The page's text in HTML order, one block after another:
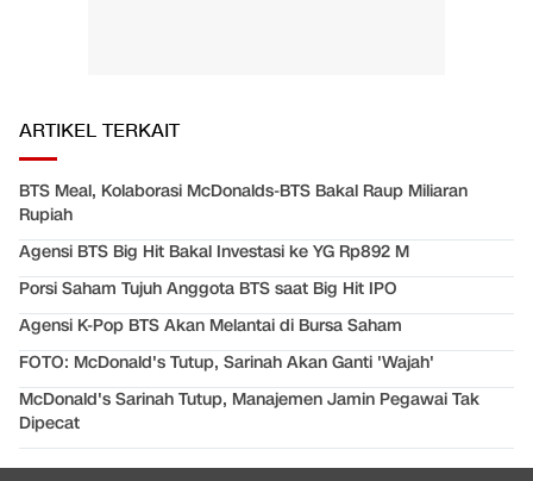
ARTIKEL TERKAIT
BTS Meal, Kolaborasi McDonalds-BTS Bakal Raup Miliaran
Rupiah
Agensi BTS Big Hit Bakal Investasi ke YG Rp892 M
Porsi Saham Tujuh Anggota BTS saat Big Hit IPO
Agensi K-Pop BTS Akan Melantai di Bursa Saham
FOTO: McDonald's Tutup, Sarinah Akan Ganti 'Wajah'
McDonald's Sarinah Tutup, Manajemen Jamin Pegawai Tak
Dipecat